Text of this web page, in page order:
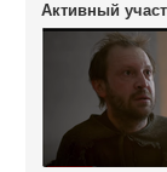
Активный